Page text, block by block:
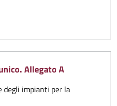
Allegato A
degli impianti per la